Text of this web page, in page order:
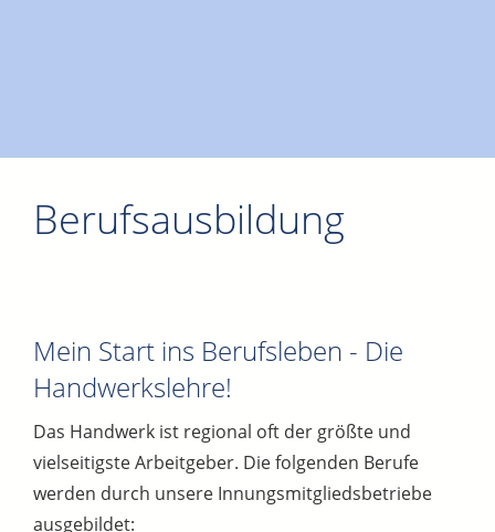
Berufsausbildung
Mein Start ins Berufsleben - Die
Handwerkslehre!
Das Handwerk ist regional oft der größte und
vielseitigste Arbeitgeber. Die folgenden Berufe
werden durch unsere Innungsmitgliedsbetriebe
ausgebildet: